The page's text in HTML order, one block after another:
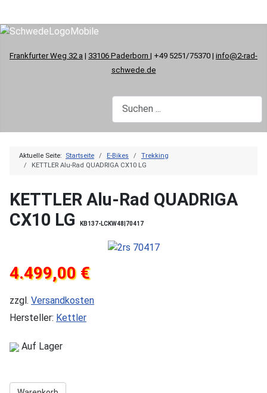
Frankfurter Weg 32 a | 33106 Paderborn | +49 5251/75370 | info@2-rad-
schwede.de
Aktuelle Seite: Startseite E-Bikes
Trekking
KETTLER Alu-Rad QUADRIGA CX10 LG
KETTLER Alu-Rad QUADRIGA
CX10 LG
KB137-LCKW48|70417
4.499,00 €
zzgl. Versandkosten
Hersteller: Kettler
Auf Lager